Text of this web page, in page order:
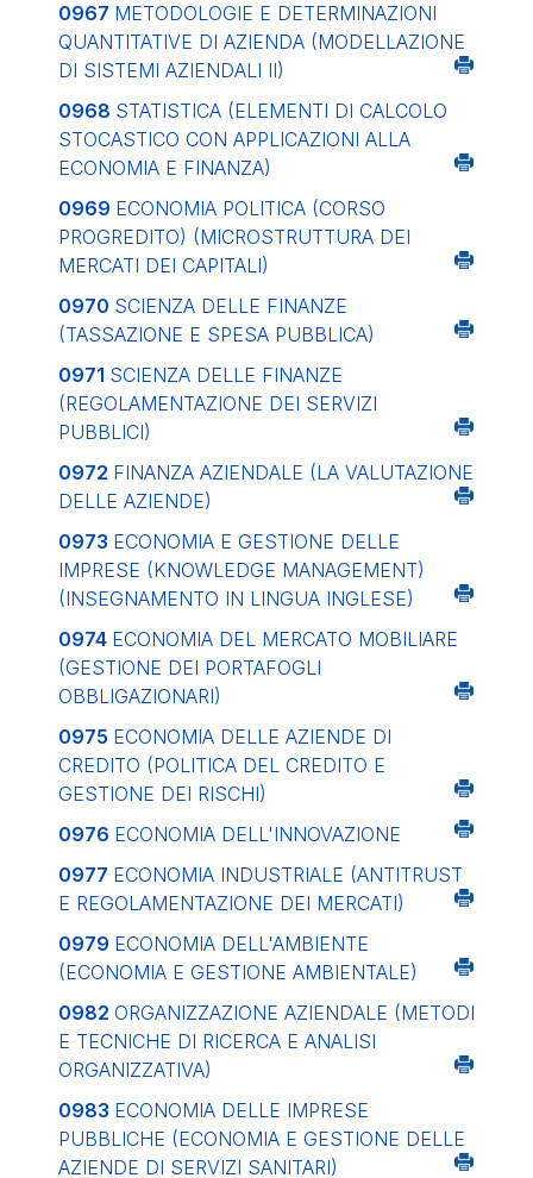
0967 METODOLOGIE E DETERMINAZIONI
QUANTITATIVE DI AZIENDA (MODELLAZIONE
DI SISTEMI AZIENDALI II)
0968 STATISTICA (ELEMENTI DI CALCOLO
STOCASTICO CON APPLICAZIONI ALLA
ECONOMIA E FINANZA)
0969 ECONOMIA POLITICA (CORSO
PROGREDITO) (MICROSTRUTTURA DEI
MERCATI DEI CAPITALI)
0970 SCIENZA DELLE FINANZE
(TASSAZIONE E SPESA PUBBLICA)
0971 SCIENZA DELLE FINANZE
(REGOLAMENTAZIONE DEI SERVIZI
PUBBLICI)
0972 FINANZA AZIENDALE (LA VALUTAZIONE
DELLE AZIENDE)
0973 ECONOMIA E GESTIONE DELLE
IMPRESE (KNOWLEDGE MANAGEMENT)
(INSEGNAMENTO IN LINGUA INGLESE)
0974 ECONOMIA DEL MERCATO MOBILIARE
(GESTIONE DEI PORTAFOGLI
OBBLIGAZIONARI)
0975 ECONOMIA DELLE AZIENDE DI
CREDITO (POLITICA DEL CREDITO E
GESTIONE DEI RISCHI)
0976 ECONOMIA DELL'INNOVAZIONE
0977 ECONOMIA INDUSTRIALE (ANTITRUST
E REGOLAMENTAZIONE DEI MERCATI)
0979 ECONOMIA DELL'AMBIENTE
(ECONOMIA E GESTIONE AMBIENTALE)
0982 ORGANIZZAZIONE AZIENDALE (METODI
E TECNICHE DI RICERCA E ANALISI
ORGANIZZATIVA)
0983 ECONOMIA DELLE IMPRESE
PUBBLICHE (ECONOMIA E GESTIONE DELLE
AZIENDE DI SERVIZI SANITARI)